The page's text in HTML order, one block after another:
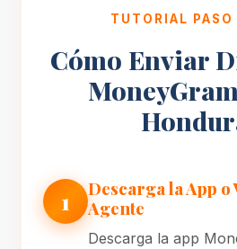
TUTORIAL PASO
Cómo Enviar
1
Descarga la App o
Agente
Descarga la app